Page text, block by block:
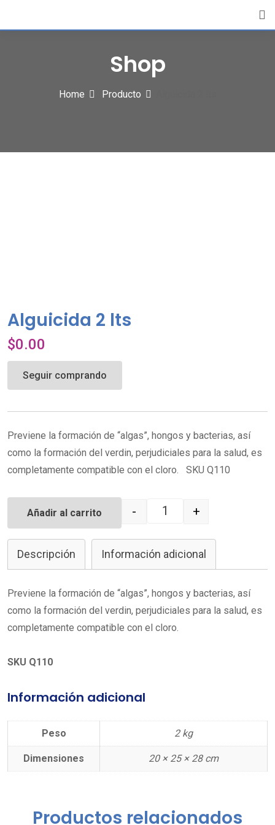
Shop
Home Producto
Alguicida 2 lts
$0.00
Seguir comprando
Previene la formación de “algas”, hongos y bacterias, así
como la formación del verdin, perjudiciales para la salud, es
completamente compatible con el cloro. SKU Q110
Quantity
- +
Añadir al carrito
Descripción Información adicional
Previene la formación de “algas”, hongos y bacterias, así
como la formación del verdin, perjudiciales para la salud, es
completamente compatible con el cloro.
SKU Q110
Información adicional
Peso 2 kg
Dimensiones 20 × 25 × 28 cm
Productos relacionados